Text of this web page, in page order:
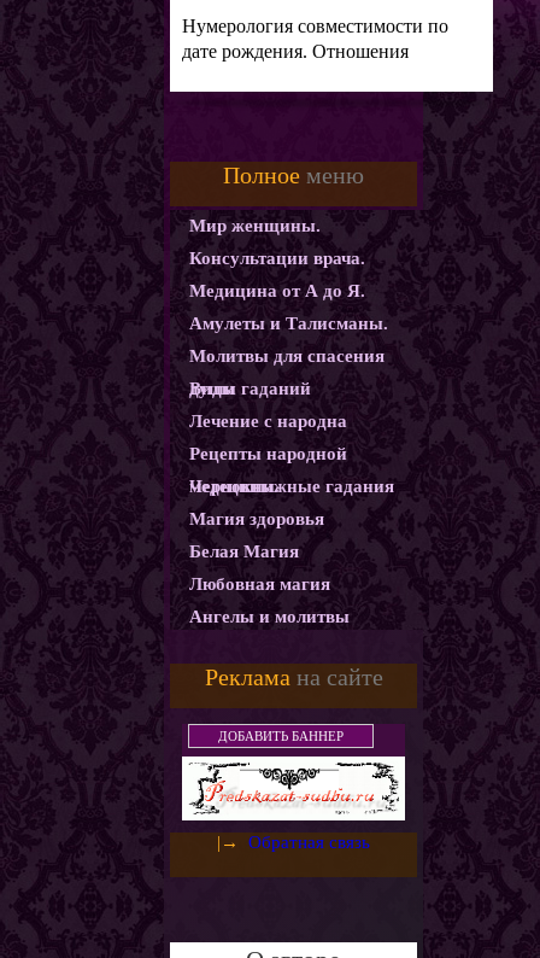
Нумерология совместимости по
дате рождения. Отношения
Полное меню
Мир женщины.
Консультации врача.
Медицина от А до Я.
Амулеты и Талисманы.
Молитвы для спасения
души
Виды гаданий
Лечение с народна
Рецепты народной
медецины.
Чернокнижные гадания
Магия здоровья
Белая Магия
Любовная магия
Ангелы и молитвы
Магические ритуалы
Демоны и Бесы
Колдовство
Магия защиты
Использование монет как
амулетов и талисманов
Слияние с деньгами.
Денежный горшочек
Золотое денежное
Реклама на сайте
ДОБАВИТЬ БАННЕР
|→ Обратная связь